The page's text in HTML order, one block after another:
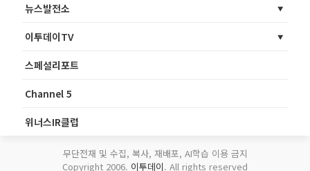
뉴스발전소
이투데이TV
스페셜리포트
Channel 5
위너스IR클럽
무단전재 및 수집, 복사, 재배포, AI학습 이용 금지
Copyright 2006. 이투데이. All rights reserved